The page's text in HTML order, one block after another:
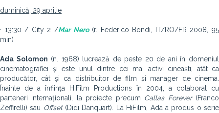
duminică, 29 aprilie
· 13:30 / City 2 /Mar Nero(r. Federico Bondi, IT/RO/FR 2008, 95
min)
Ada Solomon (n. 1968) lucrează de peste 20 de ani în domeniul
cinematografiei și este unul dintre cei mai activi cineaști, atât ca
producător, cât și ca distribuitor de film și manager de cinema.
Înainte de a înființa HiFilm Productions în 2004, a colaborat cu
parteneri internaționali, la proiecte precum Callas Forever (Franco
Zeffirelli) sau Offset(Didi Danquart). La HiFilm, Ada a produs o serie